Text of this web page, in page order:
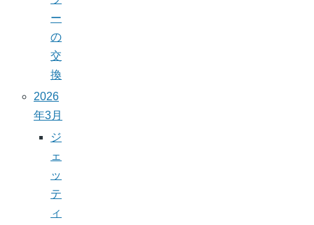
ー
の
交
換
2026
年3月
ジ
ェ
ッ
テ
ィ